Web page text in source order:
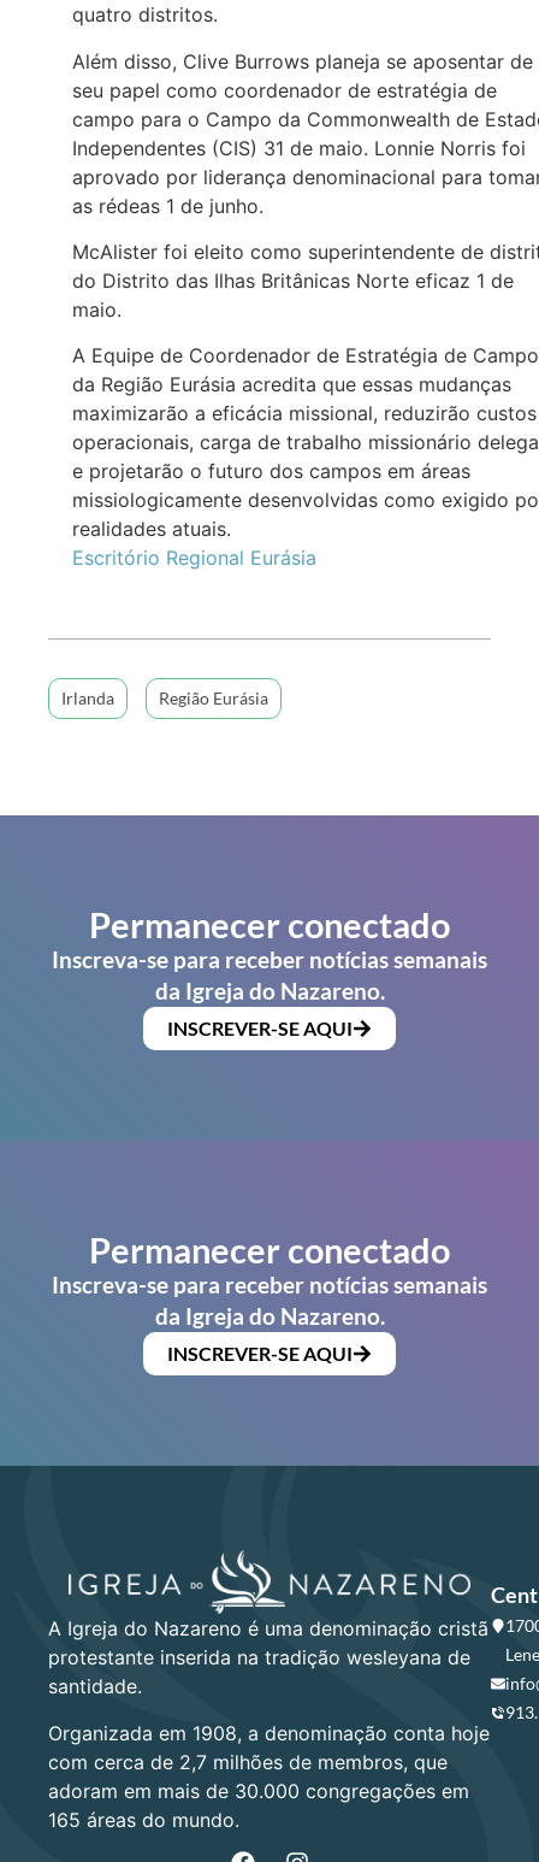
quatro distritos.
Além disso, Clive Burrows planeja se aposentar de
seu papel como coordenador de estratégia de
campo para o Campo da Commonwealth de
Independentes (CIS) 31 de maio. Lonnie Norris foi
aprovado por liderança denominacional para
as rédeas 1 de junho.
McAlister foi eleito como superintendente de
do Distrito das Ilhas Britânicas Norte eficaz 1 de
maio.
A Equipe de Coordenador de Estratégia de Campo
da Região Eurásia acredita que essas mudanças
maximizarão a eficácia missional, reduzirão custos
operacionais, carga de trabalho missionário
e projetarão o futuro dos campos em áreas
missiologicamente desenvolvidas como exigido
realidades atuais.
Escritório Regional Eurásia
Irlanda Região Eurásia
Permanecer conectado
Inscreva-se para receber notícias semanais
da Igreja do Nazareno.
INSCREVER-SE AQUI
Permanecer conectado
Inscreva-se para receber notícias semanais
da Igreja do Nazareno.
INSCREVER-SE AQUI
A Igreja do Nazareno é uma denominação cristã
protestante inserida na tradição wesleyana de
santidade.
Organizada em 1908, a denominação conta hoje
com cerca de 2,7 milhões de membros, que
adoram em mais de 30.000 congregações em
165 áreas do mundo.